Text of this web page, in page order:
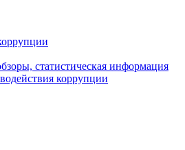
статистическая информация
коррупции